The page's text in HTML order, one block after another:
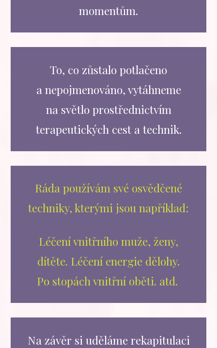
momentům.
To, co zůstalo potlačeno
a nepojmenováno, vytáhneme
na světlo prostřednictvím
terapeutických cest a technik.
Ráda používám své osvědčené
techniky, kterými jsou například:
Léčení vnitřního muže, ženy,
dítěte. Léčení energie dělohy.
Po stopách vnitřní oběti. atd.
Na závěr si uděláme rekapitulaci